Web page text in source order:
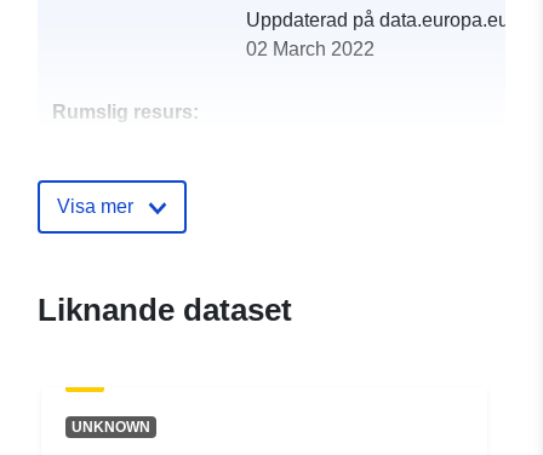
Uppdaterad på data.europa.eu:
02 March 2022
Rumslig resurs:
0ec26c2ffa83
Visa mer
Liknande dataset
UNKNOWN